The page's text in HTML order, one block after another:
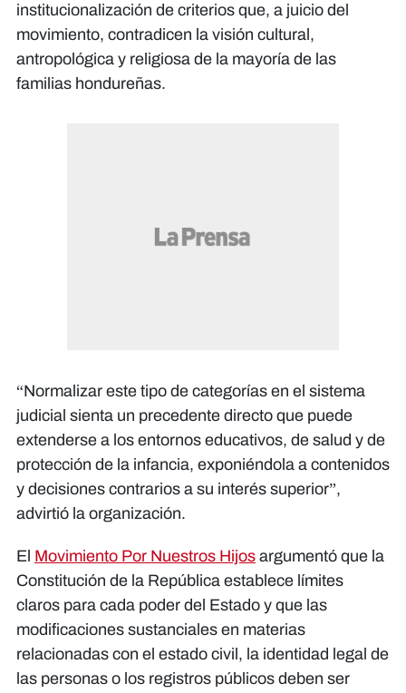
institucionalización de criterios que, a juicio del
movimiento, contradicen la visión cultural,
antropológica y religiosa de la mayoría de las
familias hondureñas.
“Normalizar este tipo de categorías en el sistema
judicial sienta un precedente directo que puede
extenderse a los entornos educativos, de salud y de
protección de la infancia, exponiéndola a contenidos
y decisiones contrarios a su interés superior”,
advirtió la organización.
El Movimiento Por Nuestros Hijos argumentó que la
Constitución de la República establece límites
claros para cada poder del Estado y que las
modificaciones sustanciales en materias
relacionadas con el estado civil, la identidad legal de
las personas o los registros públicos deben ser